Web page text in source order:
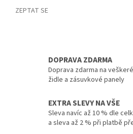
ZEPTAT SE
DOPRAVA ZDARMA
Doprava zdarma na
židle a zásuvkové panely
EXTRA SLEVY NA VŠE
Sleva navíc až 10 % dle
a sleva až 2 % při platbě